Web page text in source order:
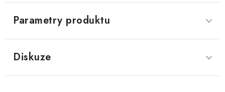
Parametry produktu
Diskuze